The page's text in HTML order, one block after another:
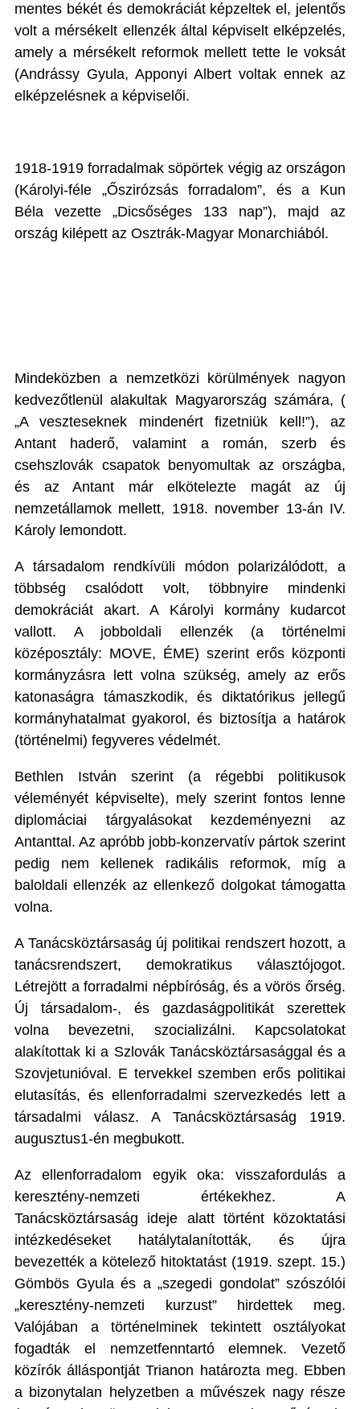
mentes békét és demokráciát képzeltek el, jelentős
volt a mérsékelt ellenzék által képviselt elképzelés,
amely a mérsékelt reformok mellett tette le voksát
(Andrássy Gyula, Apponyi Albert voltak ennek az
elképzelésnek a képviselői.
1918-1919 forradalmak söpörtek végig az országon
(Károlyi-féle „Őszirózsás forradalom”, és a Kun
Béla vezette „Dicsőséges 133 nap”), majd az
ország kilépett az Osztrák-Magyar Monarchiából.
Mindeközben a nemzetközi körülmények nagyon
kedvezőtlenül alakultak Magyarország számára, (
„A veszteseknek mindenért fizetniük kell!”), az
Antant haderő, valamint a román, szerb és
csehszlovák csapatok benyomultak az országba,
és az Antant már elkötelezte magát az új
nemzetállamok mellett, 1918. november 13-án IV.
Károly lemondott.
A társadalom rendkívüli módon polarizálódott, a
többség csalódott volt, többnyire mindenki
demokráciát akart. A Károlyi kormány kudarcot
vallott. A jobboldali ellenzék (a történelmi
középosztály: MOVE, ÉME) szerint erős központi
kormányzásra lett volna szükség, amely az erős
katonaságra támaszkodik, és diktatórikus jellegű
kormányhatalmat gyakorol, és biztosítja a határok
(történelmi) fegyveres védelmét.
Bethlen István szerint (a régebbi politikusok
véleményét képviselte), mely szerint fontos lenne
diplomáciai tárgyalásokat kezdeményezni az
Antanttal. Az apróbb jobb-konzervatív pártok szerint
pedig nem kellenek radikális reformok, míg a
baloldali ellenzék az ellenkező dolgokat támogatta
volna.
A Tanácsköztársaság új politikai rendszert hozott, a
tanácsrendszert, demokratikus választójogot.
Létrejött a forradalmi népbíróság, és a vörös őrség.
Új társadalom-, és gazdaságpolitikát szerettek
volna bevezetni, szocializálni. Kapcsolatokat
alakítottak ki a Szlovák Tanácsköztársasággal és a
Szovjetunióval. E tervekkel szemben erős politikai
elutasítás, és ellenforradalmi szervezkedés lett a
társadalmi válasz. A Tanácsköztársaság 1919.
augusztus1-én megbukott.
Az ellenforradalom egyik oka: visszafordulás a
keresztény-nemzeti értékekhez. A
Tanácsköztársaság ideje alatt történt közoktatási
intézkedéseket hatálytalanították, és újra
bevezették a kötelező hitoktatást (1919. szept. 15.)
Gömbös Gyula és a „szegedi gondolat” szószólói
„keresztény-nemzeti kurzust” hirdettek meg.
Valójában a történelminek tekintett osztályokat
fogadták el nemzetfenntartó elemnek. Vezető
közírók álláspontját Trianon határozta meg. Ebben
a bizonytalan helyzetben a művészek nagy része